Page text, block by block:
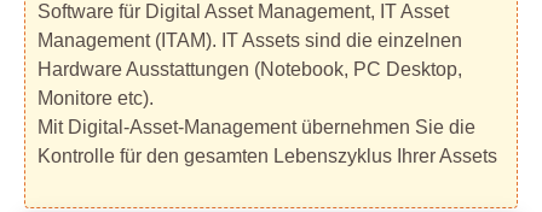
Software für Digital Asset Management, IT Asset
Management (ITAM). IT Assets sind die einzelnen
Hardware Ausstattungen (Notebook, PC Desktop,
Monitore etc).
Mit Digital-Asset-Management übernehmen Sie die
Kontrolle für den gesamten Lebenszyklus Ihrer Assets